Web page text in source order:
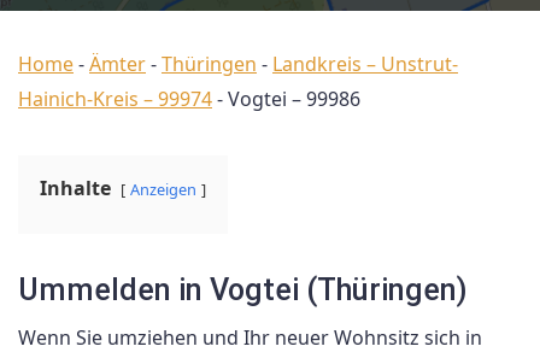
Home-Ämter-Thüringen - Landkreis – Unstrut-
Hainich-Kreis – 99974-Vogtei – 99986
Inhalte Anzeigen
Ummelden in Vogtei (Thüringen)
Wenn Sie umziehen und Ihr neuer Wohnsitz sich in